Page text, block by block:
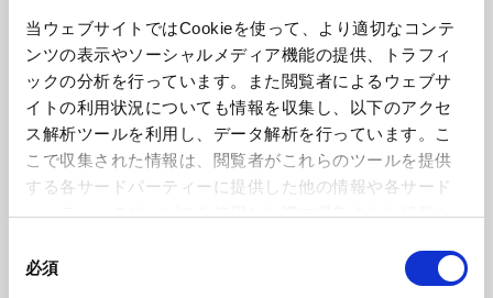
当ウェブサイトではCookieを使って、より適切なコンテ
ンツの表示やソーシャルメディア機能の提供、トラフィ
ックの分析を行っています。また閲覧者によるウェブサ
イトの利用状況についても情報を収集し、以下のアクセ
ス解析ツールを利用し、データ解析を行っています。こ
こで収集された情報は、閲覧者がこれらのツールを提供
する各サードパーティーに提供した他の情報や各サード
パーティーのサービスを使用した際に収集された情報と
ことがあります。
必須
Intrapreneur賞受賞
徴する出来事として、2025年5月15日、門永真紀弁護士が同年
のFinancial Times主催「Asia-Pacific Innovative Lawyers
Award」においてLegal Intrapreneur賞を受賞しました。この
受賞は、同弁護士がナレッジ・マネジメントを通じてAMTの
業務を変革し、法律業界全体に革新をもたらしたことへの高い
評価を示しています。